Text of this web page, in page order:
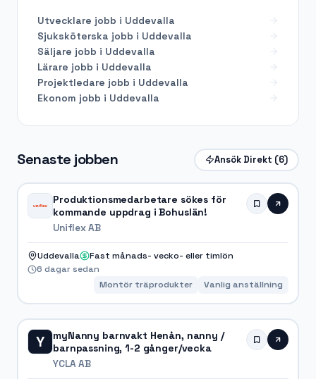
Senaste jobben Ansök Direkt (6)
Produktionsmedarbetare sökes för
kommande uppdrag i Bohuslän!
Uniflex AB
Uddevalla
Fast månads- vecko- eller timlön
6 dagar sedan
Montör träprodukter
Vanlig anställning
Y
myNanny barnvakt Henån, nanny /
barnpassning, 1-2 gånger/vecka
YCLA AB
Utvecklare jobb i Uddevalla
Sjuksköterska jobb i Uddevalla
Säljare jobb i Uddevalla
Lärare jobb i Uddevalla
Projektledare jobb i Uddevalla
Ekonom jobb i Uddevalla